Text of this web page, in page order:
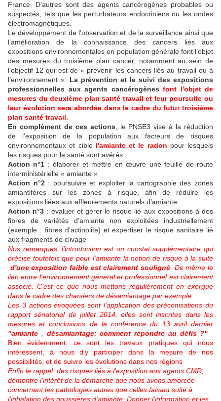
France. D’autres sont des agents cancérogènes probables ou
suspectés, tels que les perturbateurs endocriniens ou les ondes
électromagnétiques.
Le développement de l’observation et de la surveillance ainsi que
l’amélioration de la connaissance des cancers liés aux
expositions environnementales en population générale font l’objet
des mesures du troisième plan cancer, notamment au sein de
l’objectif 12 qui est de « prévenir les cancers liés au travail ou à
l’environnement ». La prévention et le suivi des expositions
professionnelles aux agents cancérogènes font l'objet de
mesures du deuxième plan santé travail et leur poursuite ou
leur évolution sera abordée dans le cadre du futur troisième
plan santé travail.
En complément de ces actions , le PNSE3 vise à la réduction
de l'exposition de la population aux facteurs de risques
environnementaux et cible l'amiante et le radon pour lesquels
les risques pour la santé sont avérés.
Action n°1 : élaborer et mettre en œuvre une feuille de route
interministérielle « amiante »
Action n°2: poursuivre et exploiter la cartographie des zones
amiantifères sur les zones à risque, afin de réduire les
expositions liées aux affleurements naturels d’amiante
Action n°3 : évaluer et gérer le risque lié aux expositions à des
fibres de variétés d’amiante non exploitées industriellement
(exemple : fibres d’actinolite) et expertiser le risque sanitaire lié
aux fragments de clivage
Nos remarques: l'introduction est un constat supplémentaire qui
précise toutefois que pour l'amiante la notion de risque à la suite
d'une exposition faible est clairement souligné . De même le
lien entre l'environnement général et professionnel est clairement
associé. C'est ce que nous mettons régulièrement en exergue
dans le cadre des chantiers de désamiantage par exemple.
Les 3 actions évoquées sont l'application des préconisations du
rapport sénatorial de juillet 2014, elles sont inscrites dans les
mesures et conclusions de la conférence du 13 avril dernier
"amiante
désamiantage: comment répondre au défis ?"
Bien évidemment, ce sont les travaux pratiques qui nous
intéressent, à nous d'y participer dans la mesure de nos
possibilités, et de suivre les évolutions dans nos régions ​
Enfin le rappel des risques liés à l'exposition aux agents CMR,
démontre l'intérêt de la démarche que nous avons amorcée
concernant les pathologies autres que celles faisant suite à
l'inhalation des poussières d'amiante. Donner l'information et les